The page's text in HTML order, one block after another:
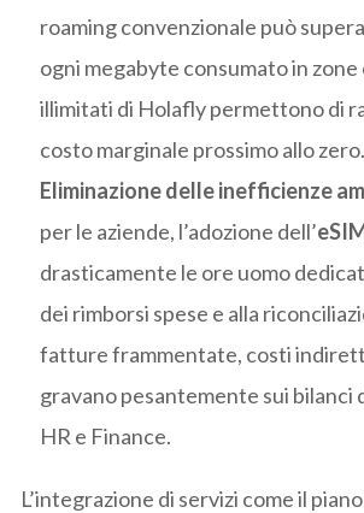
roaming convenzionale può
ogni megabyte consumato in zone
illimitati di Holafly permettono di
costo marginale prossimo allo zero.
Eliminazione delle inefficienze
per le aziende, l’adozione dell’
drasticamente le ore uomo
dei rimborsi spese e alla
fatture frammentate, costi
gravano pesantemente sui bilanci
HR e Finance.
L’integrazione di servizi come il